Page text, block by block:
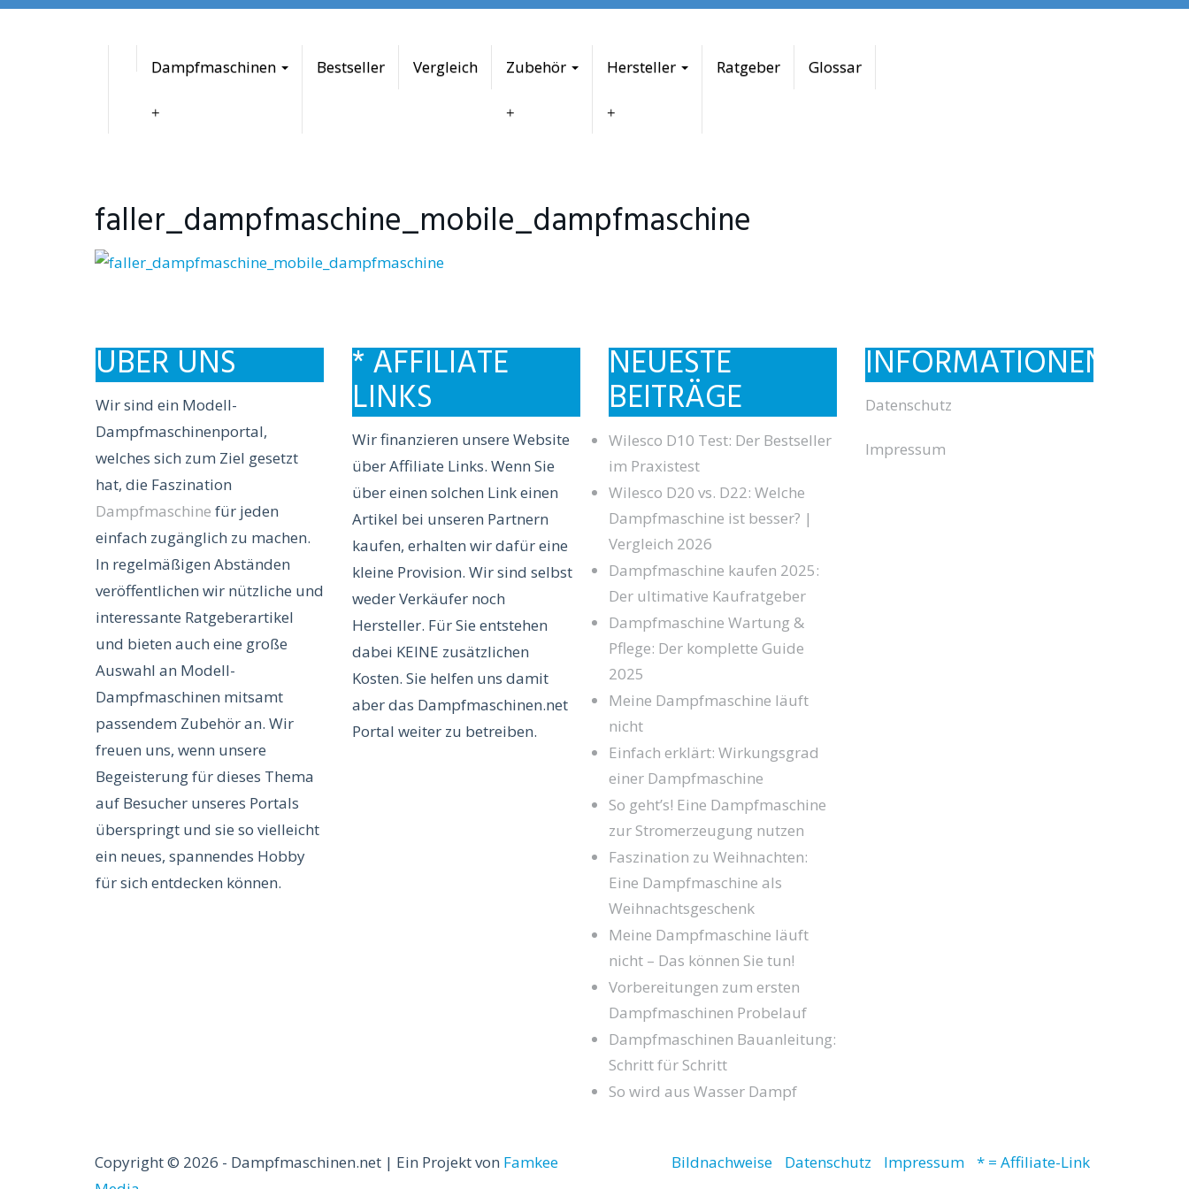
Dampfmaschinen Bestseller Vergleich Zubehör Hersteller Ratgeber Glossar
faller_dampfmaschine_mobile_dampfmaschine
ÜBER UNS
Wir sind ein Modell-
Dampfmaschinenportal,
welches sich zum Ziel gesetzt
hat, die Faszination
Dampfmaschine für jeden
einfach zugänglich zu machen.
In regelmäßigen Abständen
veröffentlichen wir nützliche und
interessante Ratgeberartikel
und bieten auch eine große
Auswahl an Modell-
Dampfmaschinen mitsamt
passendem Zubehör an. Wir
freuen uns, wenn unsere
Begeisterung für dieses Thema
auf Besucher unseres Portals
überspringt und sie so vielleicht
ein neues, spannendes Hobby
für sich entdecken können.
* AFFILIATE
LINKS
Wir finanzieren unsere Website
über Affiliate Links. Wenn Sie
über einen solchen Link einen
Artikel bei unseren Partnern
kaufen, erhalten wir dafür eine
kleine Provision. Wir sind selbst
weder Verkäufer noch
Hersteller. Für Sie entstehen
dabei KEINE zusätzlichen
Kosten. Sie helfen uns damit
aber das Dampfmaschinen.net
Portal weiter zu betreiben.
NEUESTE
BEITRÄGE
Wilesco D10 Test: Der Bestseller
im Praxistest
Wilesco D20 vs. D22: Welche
Dampfmaschine ist besser? |
Vergleich 2026
Dampfmaschine kaufen 2025:
Der ultimative Kaufratgeber
Dampfmaschine Wartung &
Pflege: Der komplette Guide
2025
Meine Dampfmaschine läuft
nicht
Einfach erklärt: Wirkungsgrad
einer Dampfmaschine
So geht’s! Eine Dampfmaschine
zur Stromerzeugung nutzen
Faszination zu Weihnachten:
Eine Dampfmaschine als
Weihnachtsgeschenk
Meine Dampfmaschine läuft
nicht – Das können Sie tun!
Vorbereitungen zum ersten
Dampfmaschinen Probelauf
Dampfmaschinen Bauanleitung:
Schritt für Schritt
So wird aus Wasser Dampf
INFORMATIONEN
Datenschutz
Impressum
Copyright © 2026 - Dampfmaschinen.net | Ein Projekt von Famkee
Bildnachweise Datenschutz Impressum * = Affiliate-Link